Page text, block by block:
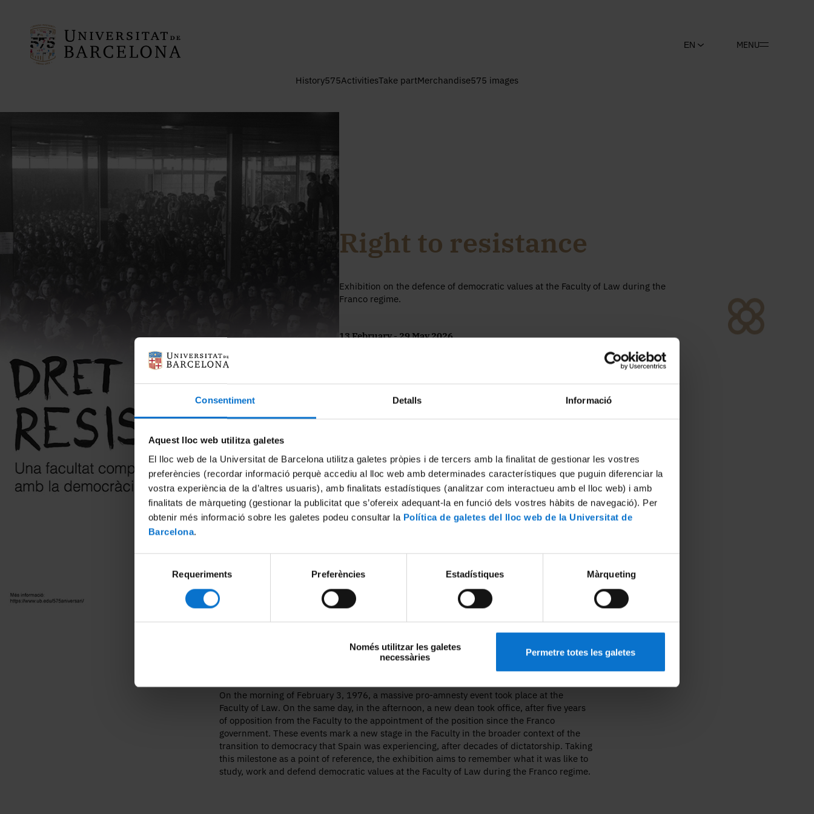
Consentiment Detalls Informació
Aquest lloc web utilitza galetes
El lloc web de la Universitat de Barcelona utilitza galetes pròpies i de tercers amb la finalitat de gestionar les vostres
preferències (recordar informació perquè accediu al lloc web amb determinades característiques que puguin diferenciar la
vostra experiència de la d’altres usuaris), amb finalitats estadístiques (analitzar com interactueu amb el lloc web) i amb
finalitats de màrqueting (gestionar la publicitat que s’ofereix adequant-la en funció dels vostres hàbits de navegació). Per
obtenir més informació sobre les galetes podeu consultar la Política de galetes del lloc web de la Universitat de
Barcelona.
Requeriments Preferències Estadístiques Màrqueting
Només utilitzar les galetes
necessàries
Permetre totes les galetes
EN MENU
History575ActivitiesTake partMerchandise575 images
Right to resistance
Exhibition on the defence of democratic values at the Faculty of Law during the
Franco regime.
13 February - 29 May 2026
Inauguration: Friday, 13 February 2026,
at 1:00 p.m., with the presence of the
Exhibition
Organized by: Rosa Ana Alija Fernandez
On the morning of February 3, 1976, a massive pro-amnesty event took place at the
Faculty of Law. On the same day, in the afternoon, a new dean took office, after five years
of opposition from the Faculty to the appointment of the position since the Franco
government. These events mark a new stage in the Faculty in the broader context of the
transition to democracy that Spain was experiencing, after decades of dictatorship. Taking
this milestone as a point of reference, the exhibition aims to remember what it was like to
study, work and defend democratic values at the Faculty of Law during the Franco regime.